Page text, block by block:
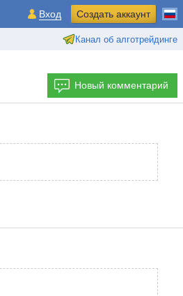
Канал об алготрейдинге
Вход Создать аккаунт
Новый комментарий